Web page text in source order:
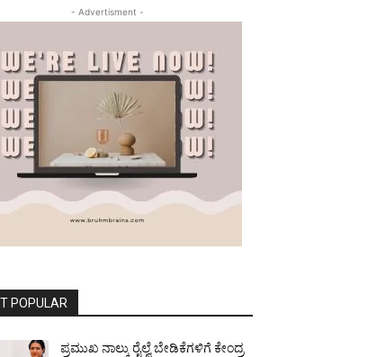
- Advertisment -
POPULAR
ಪ್ರಮುಖ ನಾಲ್ಕು ರೈಲ್ವೆ ಬೇಡಿಕೆಗಳಿಗೆ ಕೇಂದ್ರ